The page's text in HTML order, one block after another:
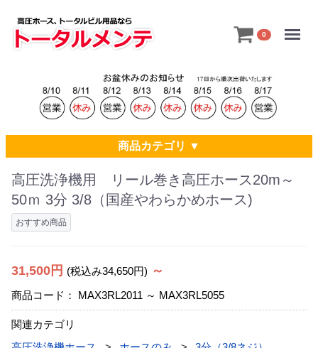
0
商品カテゴリ ▼
高圧洗浄機用 リール巻き高圧ホース20m～
50ｍ 3分 3/8（国産やわらかめホース)
おすすめ商品
31,500円 (税込み34,650円) ～
商品コード： MAX3RL2011 ～ MAX3RL5055
関連カテゴリ